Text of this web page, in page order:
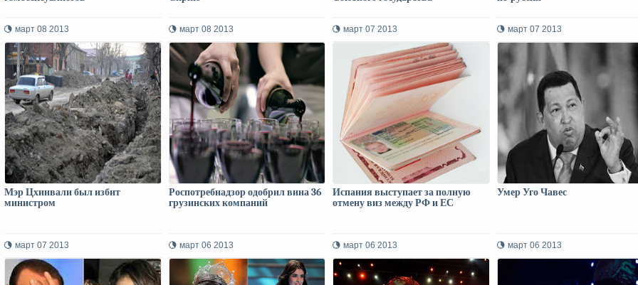
март 08 2013 март 08 2013 март 07 2013 март 07 2013
Мэр Цхинвали был избит
министром
март 07 2013
Роспотребнадзор одобрил вина 36
грузинских компаний
март 06 2013
Испания выступает за полную
отмену виз между РФ и ЕС
март 06 2013
Умер Уго Чавес
март 06 2013